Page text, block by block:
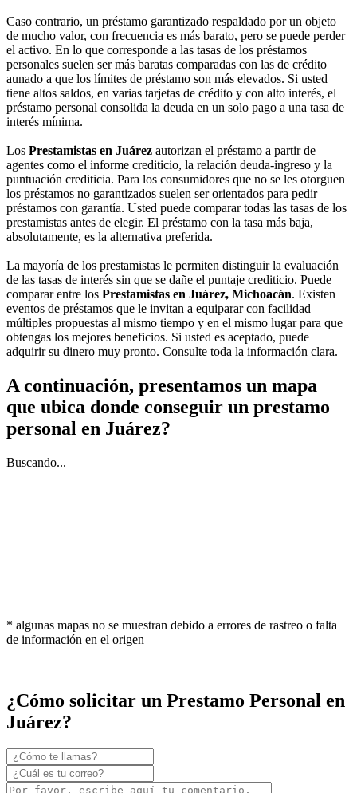
Caso contrario, un préstamo garantizado respaldado por un objeto
de mucho valor, con frecuencia es más barato, pero se puede perder
el activo. En lo que corresponde a las tasas de los préstamos
personales suelen ser más baratas comparadas con las de crédito
aunado a que los límites de préstamo son más elevados. Si usted
tiene altos saldos, en varias tarjetas de crédito y con alto interés, el
préstamo personal consolida la deuda en un solo pago a una tasa de
interés mínima.
Los Prestamistas en Juárez autorizan el préstamo a partir de
agentes como el informe crediticio, la relación deuda-ingreso y la
puntuación crediticia. Para los consumidores que no se les otorguen
los préstamos no garantizados suelen ser orientados para pedir
préstamos con garantía. Usted puede comparar todas las tasas de los
prestamistas antes de elegir. El préstamo con la tasa más baja,
absolutamente, es la alternativa preferida.
La mayoría de los prestamistas le permiten distinguir la evaluación
de las tasas de interés sin que se dañe el puntaje crediticio. Puede
comparar entre los Prestamistas en Juárez, Michoacán. Existen
eventos de préstamos que le invitan a equiparar con facilidad
múltiples propuestas al mismo tiempo y en el mismo lugar para que
obtengas los mejores beneficios. Si usted es aceptado, puede
adquirir su dinero muy pronto. Consulte toda la información clara.
A continuación, presentamos un mapa
que ubica donde conseguir un prestamo
personal en Juárez?
Buscando...
* algunas mapas no se muestran debido a errores de rastreo o falta
de información en el origen
¿Cómo solicitar un Prestamo Personal en
Juárez?